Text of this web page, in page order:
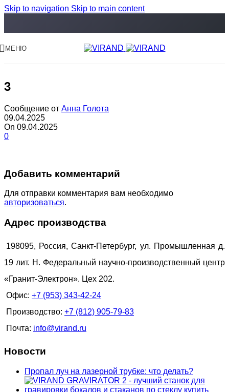
Skip to navigation Skip to main content
МЕНЮ
3
Сообщение от Анна Голота
09.04.2025
On 09.04.2025
0
Добавить комментарий
Для отправки комментария вам необходимо
авторизоваться.
Адрес производства
198095, Россия, Санкт-Петербург, ул. Промышленная д.
19 лит. Н. Федеральный научно-производственный центр
«Гранит-Электрон». Цех 202.
Офис: +7 (953) 343-42-24
Производство: +7 (812) 905-79-83
Почта: info@virand.ru
Новости
Пропал луч на лазерной трубке: что делать?